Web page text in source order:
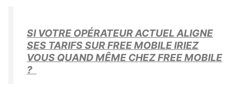
SI VOTRE OPÉRATEUR ACTUEL ALIGNE
SES TARIFS SUR FREE MOBILE IRIEZ
VOUS QUAND MÊME CHEZ FREE MOBILE
?